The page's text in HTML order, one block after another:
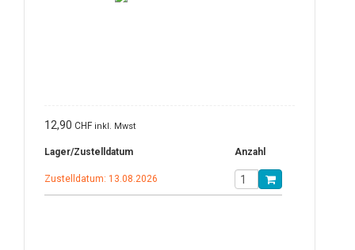
12,90 CHF inkl. Mwst
Lager/Zustelldatum Anzahl
Zustelldatum: 13.08.2026